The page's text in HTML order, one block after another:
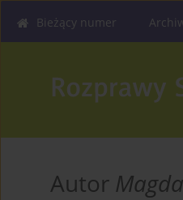
Bieżący numer
Autor